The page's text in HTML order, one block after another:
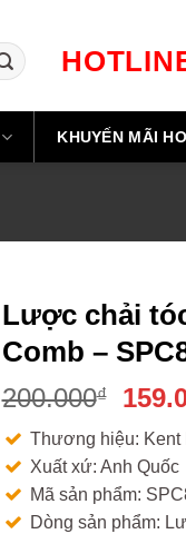
KHUYẾN MÃI
Lược chải
Comb –
200.000₫
price
was:
Thương hiệu: Kent
Xuất xứ: Anh Quốc
Mã sản phẩm:
Dòng sản phẩm: